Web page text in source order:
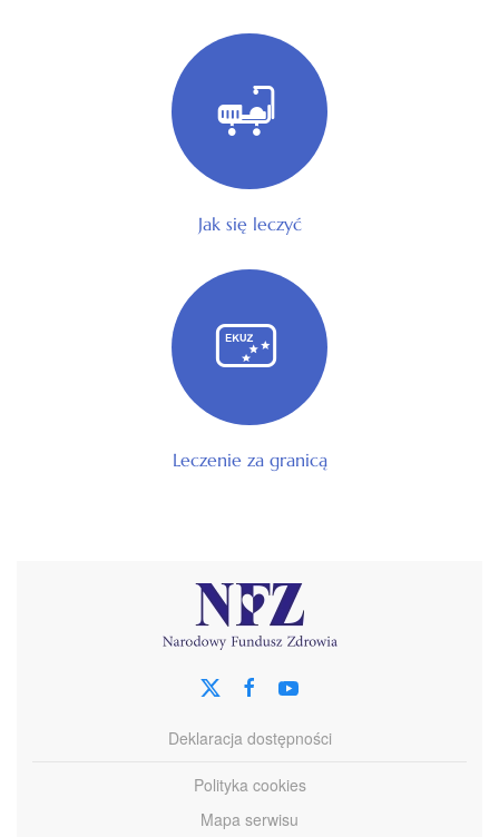
Jak się leczyć
Leczenie za granicą
Deklaracja dostępności
Polityka cookies
Mapa serwisu